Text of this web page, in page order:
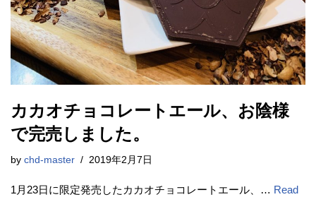
カカオチョコレートエール、お陰様
で完売しました。
by chd-master 2019年2月7日
1月23日に限定発売したカカオチョコレートエール、… Read